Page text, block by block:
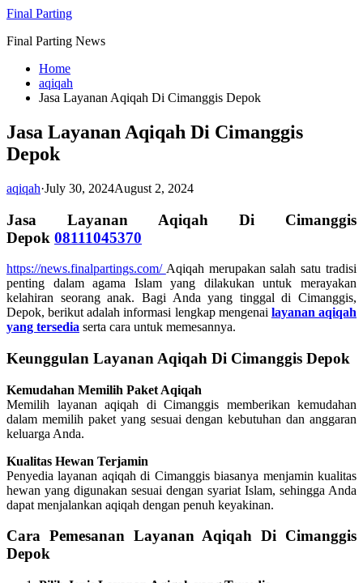
Skip
content
Final Parting
Final Parting News
Home
aqiqah
Jasa Layanan Aqiqah Di Cimanggis Depok
Jasa Layanan Aqiqah Di Cimanggis
Depok
aqiqah·July 30, 2024August 2, 2024
Jasa Layanan Aqiqah Di Cimanggis
Depok 08111045370
https://news.finalpartings.com/ Aqiqah merupakan salah satu tradisi
penting dalam agama Islam yang dilakukan untuk merayakan
kelahiran seorang anak. Bagi Anda yang tinggal di Cimanggis,
Depok, berikut adalah informasi lengkap mengenai layanan aqiqah
yang tersedia serta cara untuk memesannya.
Keunggulan Layanan Aqiqah Di Cimanggis Depok
Kemudahan Memilih Paket Aqiqah
Memilih layanan aqiqah di Cimanggis memberikan kemudahan
dalam memilih paket yang sesuai dengan kebutuhan dan anggaran
keluarga Anda.
Kualitas Hewan Terjamin
Penyedia layanan aqiqah di Cimanggis biasanya menjamin kualitas
hewan yang digunakan sesuai dengan syariat Islam, sehingga Anda
dapat menjalankan aqiqah dengan penuh keyakinan.
Cara Pemesanan Layanan Aqiqah Di Cimanggis
Depok